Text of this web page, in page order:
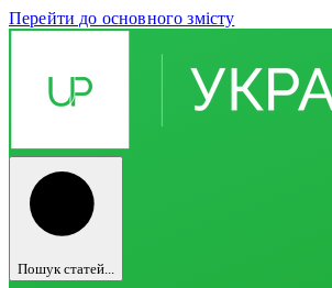
Перейти до основного змісту
Пошук статей...